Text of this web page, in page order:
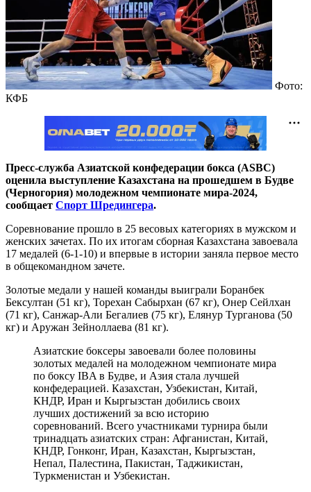
Фото:
КФБ
Пресс-служба Азиатской конфедерации бокса (ASBC)
оценила выступление Казахстана на прошедшем в Будве
(Черногория) молодежном чемпионате мира-2024,
сообщает Спорт Шредингера.
Соревнование прошло в 25 весовых категориях в мужском и
женских зачетах. По их итогам сборная Казахстана завоевала
17 медалей (6-1-10) и впервые в истории заняла первое место
в общекомандном зачете.
Золотые медали у нашей команды выиграли Боранбек
Бексултан (51 кг), Торехан Сабырхан (67 кг), Онер Сейлхан
(71 кг), Санжар-Али Бегалиев (75 кг), Елянур Турганова (50
кг) и Аружан Зейноллаева (81 кг).
Азиатские боксеры завоевали более половины
золотых медалей на молодежном чемпионате мира
по боксу IBA в Будве, и Азия стала лучшей
конфедерацией. Казахстан, Узбекистан, Китай,
КНДР, Иран и Кыргызстан добились своих
лучших достижений за всю историю
соревнований. Всего участниками турнира были
тринадцать азиатских стран: Афганистан, Китай,
КНДР, Гонконг, Иран, Казахстан, Кыргызстан,
Непал, Палестина, Пакистан, Таджикистан,
Туркменистан и Узбекистан.